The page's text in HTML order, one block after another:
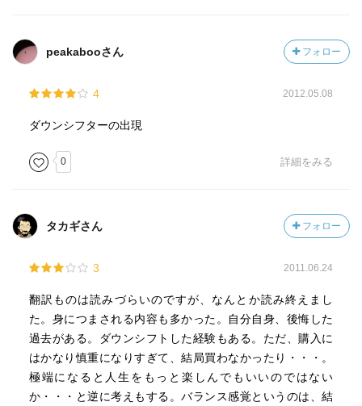
peakabooさん フォロー
4 2012.05.08
ダウンシフターの出現
0 詳細をみる
タカギさん フォロー
3 2011.06.24
翻訳ものは読みづらいのですが、なんとか読み終えまし
た。身につまされる内容も多かった。自分自身、後悔した
過去がある。ダウンシフトした経験もある。ただ、購入に
はかなり慎重になりすぎて、結局買わなかったり・・・。
極端になると人生をもっと楽しんでもいいのではない
か・・・と逆に考えもする。バランス感覚というのは、結